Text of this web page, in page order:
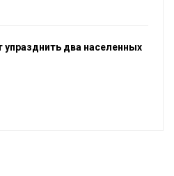
упразднить два населенных